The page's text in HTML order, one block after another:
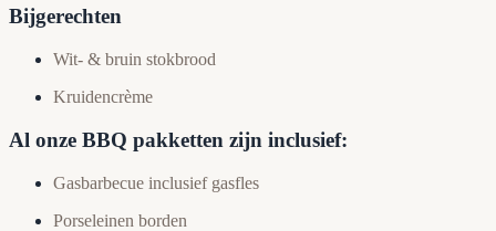
Bijgerechten
Wit- & bruin stokbrood
Kruidencrème
Al onze BBQ pakketten zijn inclusief:
Gasbarbecue inclusief gasfles
Porseleinen borden